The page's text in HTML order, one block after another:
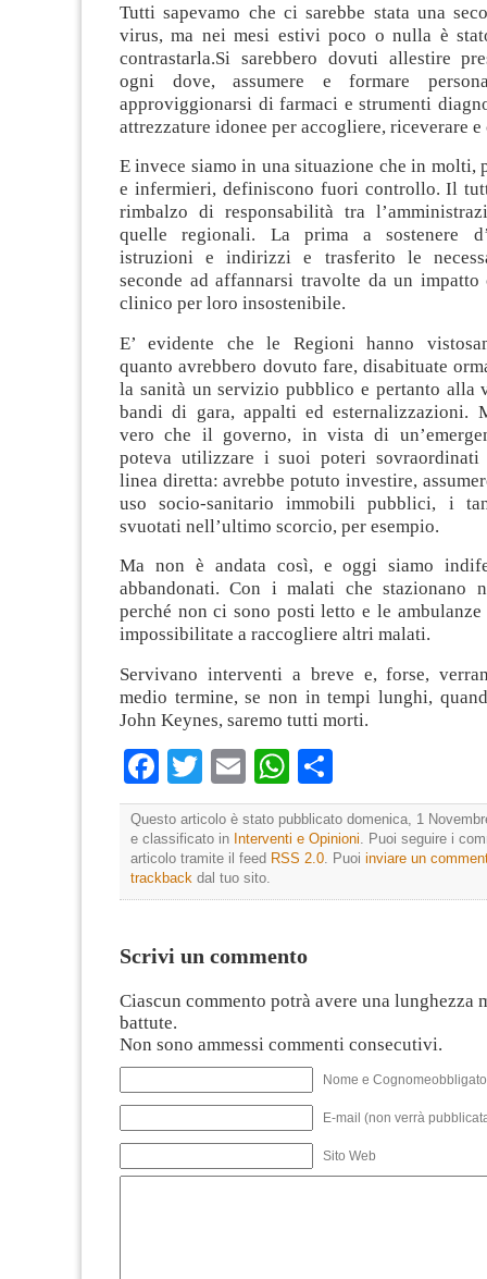
Tutti sapevamo che ci sarebbe stata una
virus, ma nei mesi estivi poco o nulla è
contrastarla.Si sarebbero dovuti allestire
ogni dove, assumere e formare
approviggionarsi di farmaci e strumenti
attrezzature idonee per accogliere, riceverare e
E invece siamo in una situazione che in molti,
e infermieri, definiscono fuori controllo. Il
rimbalzo di responsabilità tra
quelle regionali. La prima a sostenere
istruzioni e indirizzi e trasferito le
seconde ad affannarsi travolte da un impatto
clinico per loro insostenibile.
E’ evidente che le Regioni hanno
quanto avrebbero dovuto fare, disabituate
la sanità un servizio pubblico e pertanto alla
bandi di gara, appalti ed esternalizzazioni.
vero che il governo, in vista di
poteva utilizzare i suoi poteri sovraordinati
linea diretta: avrebbe potuto investire,
uso socio-sanitario immobili pubblici, i
svuotati nell’ultimo scorcio, per esempio.
Ma non è andata così, e oggi siamo
abbandonati. Con i malati che stazionano
perché non ci sono posti letto e le ambulanze
impossibilitate a raccogliere altri malati.
Servivano interventi a breve e, forse,
medio termine, se non in tempi lunghi,
John Keynes, saremo tutti morti.
Facebook
TwitterEmailWhatsApp
Questo articolo è stato pubblicato domenica, 1
e classificato in Interventi e Opinioni . Puoi seguire i
articolo tramite il feed RSS 2.0 . Puoi inviare un
trackback dal tuo sito.
Scrivi un commento
Ciascun commento potrà avere una lunghezza
battute.
Non sono ammessi commenti consecutivi.
Nome e
E-mail (non verrà
Sito Web